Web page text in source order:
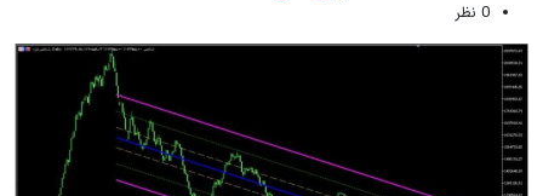
0 نظر